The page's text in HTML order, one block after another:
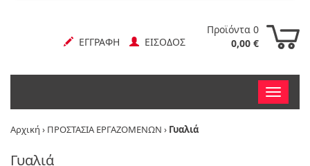
Προϊόντα 0
0,00 €
ΕΓΓΡΑΦΗ ΕΙΣΟΔΟΣ
Toggle
nav
Αρχική › ΠΡΟΣΤΑΣΙΑ ΕΡΓΑΖΟΜΕΝΩΝ › Γυαλιά
Γυαλιά